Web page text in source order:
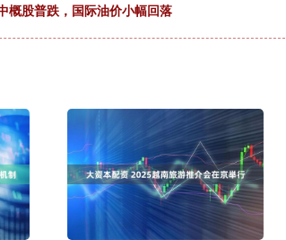
概股普跌，国际油价小幅回落